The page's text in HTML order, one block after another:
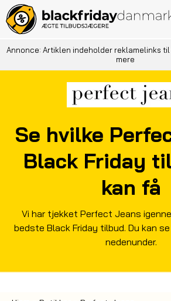
Annonce: Artiklen indeholder reklamelinks til
mere
Se hvilke
Black Friday
kan få
Vi har tjekket Perfect Jeans
bedste Black Friday tilbud. Du kan
nedenunder.